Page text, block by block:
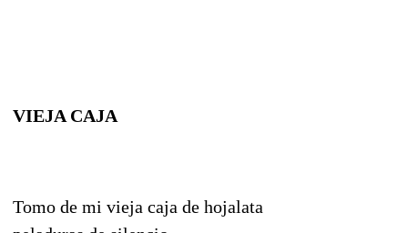
VIEJA CAJA
Tomo de mi vieja caja de hojalata